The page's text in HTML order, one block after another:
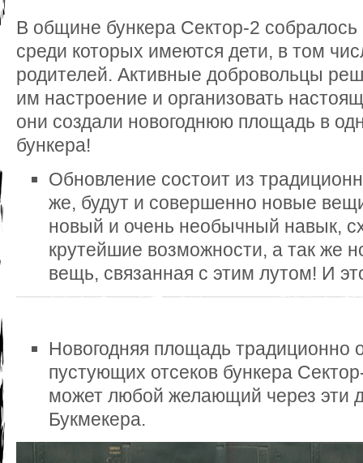
В общине бункера Сектор-2
среди которых имеются дети, в том
родителей. Активные добровольцы
им настроение и организовать
они создали новогоднюю площадь в
бункера!
Обновление состоит из
же, будут и совершенно новые
новый и очень необычный навык,
крутейшие возможности, а так же
вещь, связанная с этим лутом! И
Новогодняя площадь традиционно
пустующих отсеков бункера
может любой желающий через эти
Букмекера.